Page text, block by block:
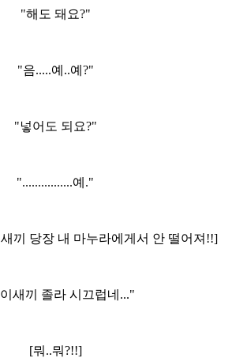
"해도 돼요?"
"음.....예..예?"
"넣어도 되요?"
"................예."
끼 당장 내 마누라에게서 안 떨어져!!]
새끼 졸라 시끄럽네..."
[뭐..뭐?!!]